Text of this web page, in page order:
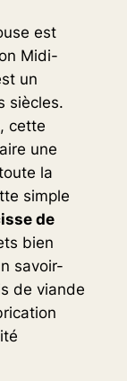
est
Midi-
un
siècles.
cette
une
la
simple
de
bien
savoir-
de viande